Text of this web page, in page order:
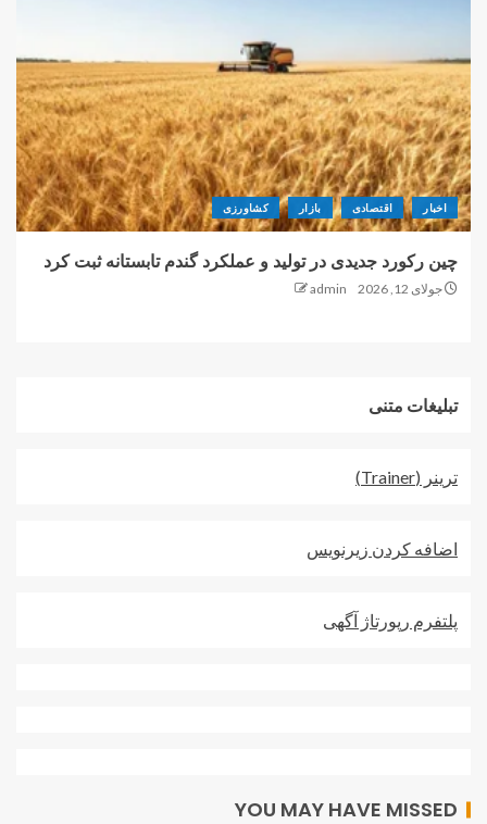
اخبار اقتصادی بازار کشاورزی
چین رکورد جدیدی در تولید و عملکرد گندم تابستانه ثبت کرد
جولای 12, 2026 admin
تبلیغات متنی
ترينر (Trainer)
اضافه کردن زيرنويس
پلتفرم رپورتاژ آگهی
YOU MAY HAVE MISSED